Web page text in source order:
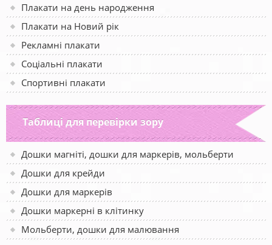
Плакати на день народження
Плакати на Новий рік
Рекламні плакати
Соціальні плакати
Спортивні плакати
Таблиці для перевірки зору
Дошки магніті, дошки для маркерів, мольберти
Дошки для крейди
Дошки для маркерів
Дошки маркерні в клітинку
Мольберти, дошки для малювання